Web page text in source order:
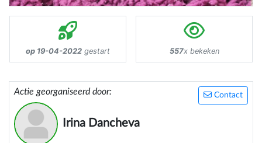
op 19-04-2022 gestart 557x bekeken
Contact
Actie georganiseerd door:
Irina Dancheva